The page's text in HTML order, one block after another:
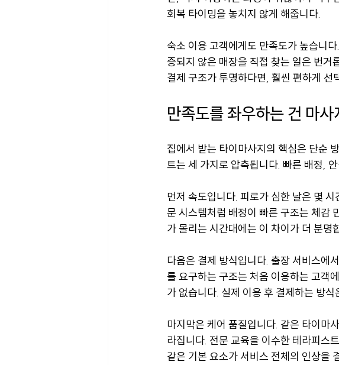
회복 타이밍을 놓치지 않게 해줍니다.
숙소 이용 고객에게도 만족도가 높습니
증되지 않은 매장을 직접 찾는 일은 번거
결제 구조가 투명하다면, 훨씬 편하게 선
만족도를 좌우하는 건 마
집에서 받는 타이마사지의 핵심은 단순
트는 세 가지로 압축됩니다. 빠른 배정,
먼저 속도입니다. 피로가 심한 날은 몇
문 시스템처럼 배정이 빠른 구조는 체감
가 몰리는 시간대에는 이 차이가 더 분명
다음은 결제 방식입니다. 출장 서비스에
를 요구하는 구조는 처음 이용하는 고객
가 없습니다. 실제 이용 후 결제하는 방
마지막은 케어 품질입니다. 같은 타이마
라집니다. 전문 교육을 이수한 테라피스
같은 기본 요소가 서비스 전체의 인상을